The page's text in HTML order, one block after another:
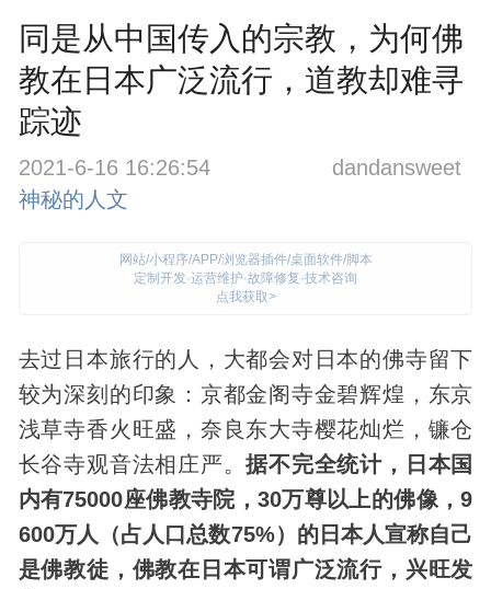
同是从中国传入的宗教，为何佛
教在日本广泛流行，道教却难寻
踪迹
2021-6-16 16:26:54
dandansweet
神秘的人文
网站/小程序/APP/浏览器插件/桌面软件/脚本
定制开发·运营维护·故障修复·技术咨询
点我获取>
去过日本旅行的人，大都会对日本的佛寺留下
较为深刻的印象：京都金阁寺金碧辉煌，东京
浅草寺香火旺盛，奈良东大寺樱花灿烂，镰仓
长谷寺观音法相庄严。据不完全统计，日本国
内有75000座佛教寺院，30万尊以上的佛像，9
600万人（占人口总数75%）的日本人宣称自己
是佛教徒，佛教在日本可谓广泛流行，兴旺发